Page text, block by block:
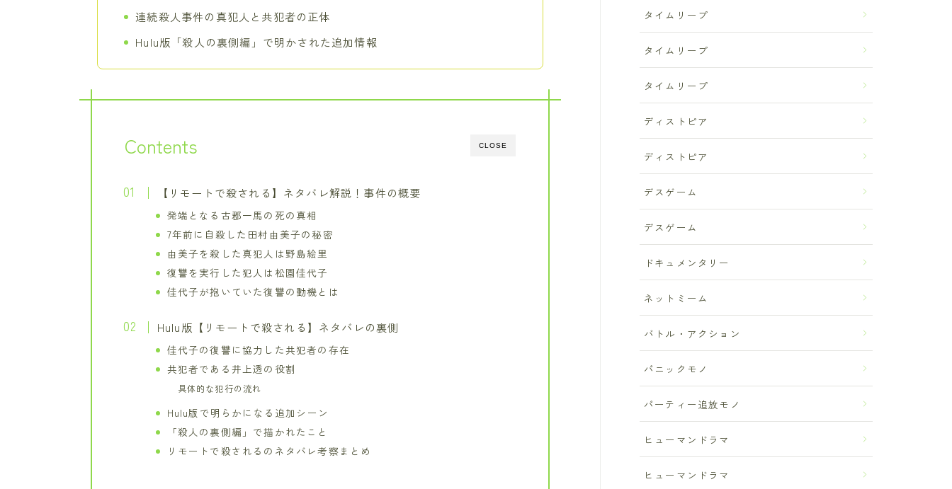
連続殺人事件の真犯人と共犯者の正体
Hulu版「殺人の裏側編」で明かされた追加情報
CLOSE
Contents
【リモートで殺される】ネタバレ解説！事件の概要
発端となる古郡一馬の死の真相
7年前に自殺した田村由美子の秘密
由美子を殺した真犯人は野島絵里
復讐を実行した犯人は松園佳代子
佳代子が抱いていた復讐の動機とは
Hulu版【リモートで殺される】ネタバレの裏側
佳代子の復讐に協力した共犯者の存在
共犯者である井上透の役割
具体的な犯行の流れ
Hulu版で明らかになる追加シーン
「殺人の裏側編」で描かれたこと
リモートで殺されるのネタバレ考察まとめ
タイムリープ
タイムリープ
タイムリープ
ディストピア
ディストピア
デスゲーム
デスゲーム
ドキュメンタリー
ネットミーム
バトル・アクション
パニックモノ
パーティー追放モノ
ヒューマンドラマ
ヒューマンドラマ